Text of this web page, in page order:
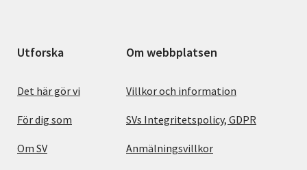
Utforska
Det här gör vi
För dig som
Om SV
Om webbplatsen
Villkor och information
SVs Integritetspolicy, GDPR
Anmälningsvillkor